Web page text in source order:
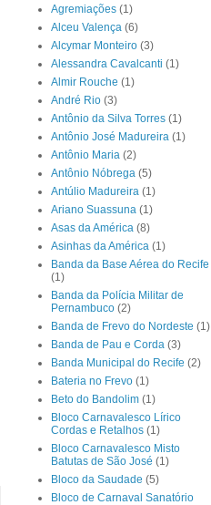
Agremiações (1)
Alceu Valença (6)
Alcymar Monteiro (3)
Alessandra Cavalcanti (1)
Almir Rouche (1)
André Rio (3)
Antônio da Silva Torres (1)
Antônio José Madureira (1)
Antônio Maria (2)
Antônio Nóbrega (5)
Antúlio Madureira (1)
Ariano Suassuna (1)
Asas da América (8)
Asinhas da América (1)
Banda da Base Aérea do Recife
(1)
Banda da Polícia Militar de
Pernambuco (2)
Banda de Frevo do Nordeste (1)
Banda de Pau e Corda (3)
Banda Municipal do Recife (2)
Bateria no Frevo (1)
Beto do Bandolim (1)
Bloco Carnavalesco Lírico
Cordas e Retalhos (1)
Bloco Carnavalesco Misto
Batutas de São José (1)
Bloco da Saudade (5)
Bloco de Carnaval Sanatório